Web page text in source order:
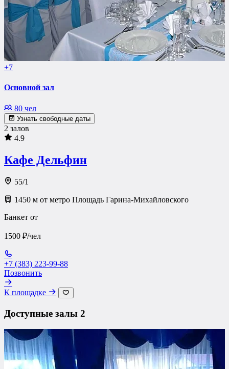
+7
Основной зал
80 чел
Узнать свободные даты
2 залов
4.9
Кафе Дельфин
55/1
1450 м от метро Площадь Гарина-Михайловского
Банкет от
1500 ₽/чел
+7 (383) 223-99-88
Позвонить
К площадке
Доступные залы 2